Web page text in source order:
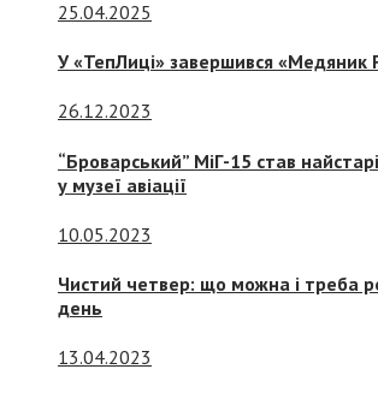
25.04.2025
У «ТепЛиці» завершився «Медяник
26.12.2023
“Броварський” МіГ-15 став
у музеї авіації
10.05.2023
Чистий четвер: що можна і треба
день
13.04.2023